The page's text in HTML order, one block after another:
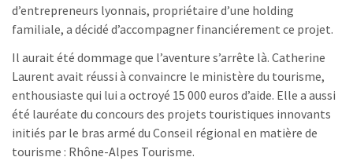
d’entrepreneurs lyonnais, propriétaire d’une holding
familiale, a décidé d’accompagner financiérement ce projet.
Il aurait été dommage que l’aventure s’arrête là. Catherine
Laurent avait réussi à convaincre le ministère du tourisme,
enthousiaste qui lui a octroyé 15 000 euros d’aide. Elle a aussi
été lauréate du concours des projets touristiques innovants
initiés par le bras armé du Conseil régional en matière de
tourisme : Rhône-Alpes Tourisme.